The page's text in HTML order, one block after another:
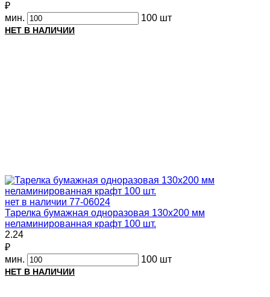
₽
мин.
100 шт
НЕТ В НАЛИЧИИ
нет в наличии 77-06024
Тарелка бумажная одноразовая 130х200 мм
неламинированная крафт 100 шт.
2.24
₽
мин.
100 шт
НЕТ В НАЛИЧИИ